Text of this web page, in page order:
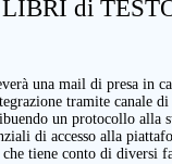
di
una mail di presa in
tramite canale
un protocollo alla
di accesso alla
tiene conto di diversi